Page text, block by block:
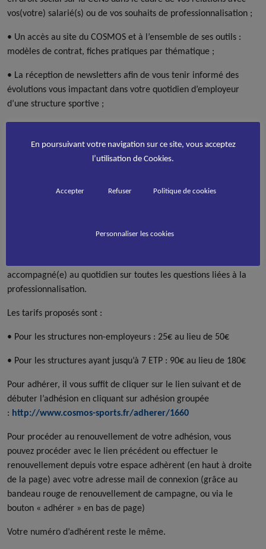
vos(votre) salarié(s) ou de vos souhaits de professionnalisation ;
• Un accès au site du COSMOS et à l’ensemble de ses outils :
modèles de contrat, fiches pratiques par thématique ;
• La réception de newsletters afin de vous tenir informé des
évolutions vous impactant dans votre quotidien d’employeur
d’une structure sportive ;
sur la gestion de vos salariés
Vous trouverez l’ensemble des services du COSMOS présenté
v=b6l7D_x957Q
envisagiez un recrutement prochain, la Fédération souhaite vous
accompagné(e) au quotidien sur toutes les questions liées à la
professionnalisation.
Les tarifs proposés sont :
• Pour les structures non-employeurs : 25€ au lieu de 50€
• Pour les structures ayant jusqu’à 7 ETP : 90€ au lieu de 180€
Pour adhérer, il vous suffit de cliquer sur le lien suivant et de
débuter l’adhésion en cliquant sur adhésion groupée
: http://www.cosmos-sports.fr/adherer/1660
Pour procéder au renouvellement de votre adhésion, vous
pouvez procéder avec le lien précédent ou effectuer le
renouvellement depuis votre espace adhèrent (en haut à droite
de la page) avec votre adresse mail de connexion (grâce au
bandeau rouge de renouvellement de campagne, ou via le
bouton « adhérer » en bas de page)
Votre numéro d’adhérent reste le même.
En poursuivant votre navigation sur ce site, vous acceptez
l’utilisation de Cookies.
Accepter Refuser Politique de cookies
Personnaliser les cookies